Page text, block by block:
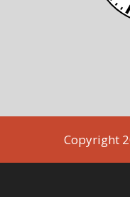
Copyright